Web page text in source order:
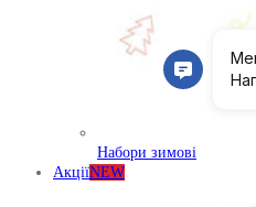
Набори зимові
АкціїNEW